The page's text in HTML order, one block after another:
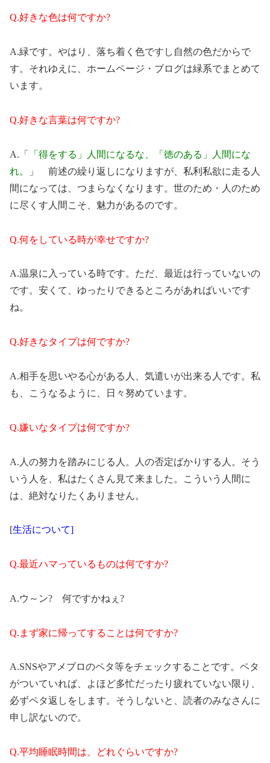
Q.好きな色は何ですか?
A.緑です。やはり、落ち着く色ですし自然の色だからで
す。それゆえに、ホームページ・ブログは緑系でまとめて
います。
Q.好きな言葉は何ですか?
A.「
「得をする」人間になるな、「徳のある」人間にな
れ。
」 前述の繰り返しになりますが、私利私欲に走る人
間になっては、つまらなくなります。世のため・人のため
に尽くす人間こそ、魅力があるのです。
Q.何をしている時が幸せですか?
A.温泉に入っている時です。ただ、最近は行っていないの
です。安くて、ゆったりできるところがあればいいです
ね。
Q.好きなタイプは何ですか?
A.相手を思いやる心がある人、気遣いが出来る人です。私
も、こうなるように、日々努めています。
Q.嫌いなタイプは何ですか?
A.人の努力を踏みにじる人。人の否定ばかりする人。そう
いう人を、私はたくさん見て来ました。こういう人間に
は、絶対なりたくありません。
[生活について]
Q.最近ハマっているものは何ですか?
A.ウ～ン? 何ですかねぇ?
Q.まず家に帰ってすることは何ですか?
A.SNSやアメブロのペタ等をチェックすることです。ペタ
がついていれば、よほど多忙だったり疲れていない限り、
必ずペタ返しをします。そうしないと、読者のみなさんに
申し訳ないので。
Q.平均睡眠時間は、どれぐらいですか?